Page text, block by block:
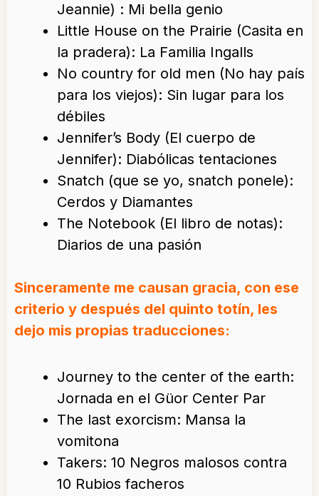
Jeannie) : Mi bella genio
Little House on the Prairie (Casita en
la pradera): La Familia Ingalls
No country for old men (No hay país
para los viejos): Sin lugar para los
débiles
Jennifer’s Body (El cuerpo de
Jennifer): Diabólicas tentaciones
Snatch (que se yo, snatch ponele):
Cerdos y Diamantes
The Notebook (El libro de notas):
Diarios de una pasión
Sinceramente me causan gracia, con ese
criterio y después del quinto totín, les
dejo mis propias traducciones:
Journey to the center of the earth:
Jornada en el Güor Center Par
The last exorcism: Mansa la
vomitona
Takers: 10 Negros malosos contra
10 Rubios facheros